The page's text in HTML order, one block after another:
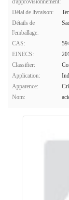
d'approvisionnement:
Délai de livraison:
Détails de
l'emballage:
CAS:
EINECS:
Classifier:
Application:
Apparence:
Nom: